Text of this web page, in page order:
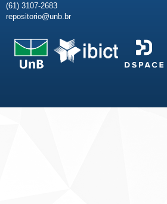
(61) 3107-2683
repositorio@unb.br